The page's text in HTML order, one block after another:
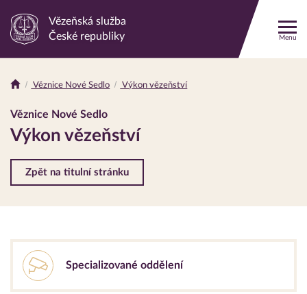
Odkaz
stránku
Vězeňská služba
České republiky
Menu
Drobečková
navigace
Věznice Nové Sedlo Výkon vězeňství
Věznice Nové Sedlo
Výkon vězeňství
Zpět na titulní stránku
Specializované oddělení